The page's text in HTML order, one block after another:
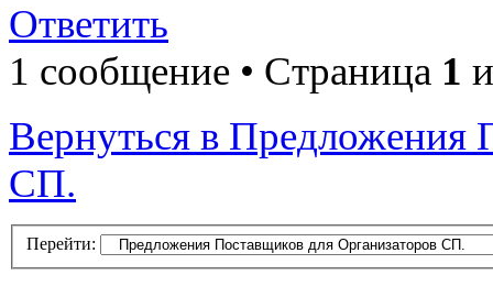
Ответить
1 сообщение • Страница 1
Вернуться в Предложения
СП.
Перейти: